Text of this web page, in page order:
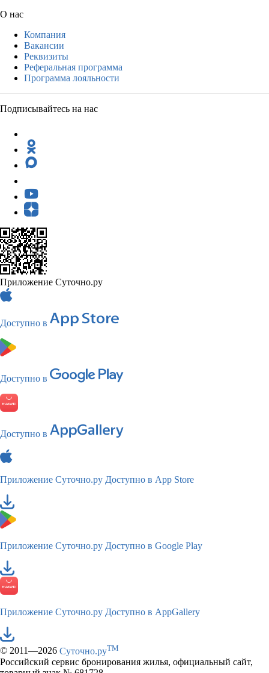
О нас
Компания
Вакансии
Реквизиты
Реферальная программа
Программа лояльности
Подписывайтесь на нас
Приложение Суточно.ру
Доступно в
Доступно в
Доступно в
Приложение Суточно.ру Доступно в App Store
Приложение Суточно.ру Доступно в Google Play
Приложение Суточно.ру Доступно в AppGallery
© 2011—2026 Суточно.руTM
Российский сервис бронирования жилья, официальный сайт,